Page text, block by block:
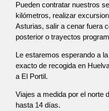
Pueden contratar nuestros
kilómetros, realizar
Asturias, salir a cenar fuera
posterior o trayectos
Le estaremos esperando a
exacto de recogida en
a El Portil.
Viajes a medida por el norte
hasta 14 días.